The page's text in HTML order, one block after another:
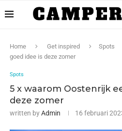
Home Get inspired Spots
goed idee is deze zomer
Spots
5 x waarom Oostenrijk
deze zomer
written byAdmin 16 februari